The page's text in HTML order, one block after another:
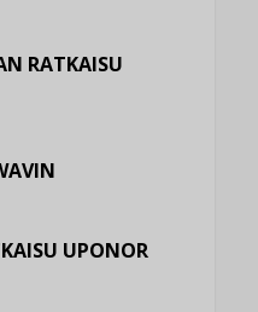
RATKAISU
UPONOR